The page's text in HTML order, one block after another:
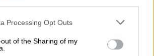
website/app uses one or more Google
visit or usage behaviour. You may click to
to Google and its third-party tags to
Processing Opt Outs
of the Sharing of my